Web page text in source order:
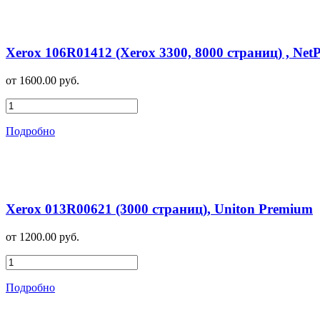
Xerox 106R01412 (Xerox 3300, 8000 страниц) ,
от 1600.00 руб.
Подробно
Xerox 013R00621 (3000 страниц), Uniton Premium
от 1200.00 руб.
Подробно